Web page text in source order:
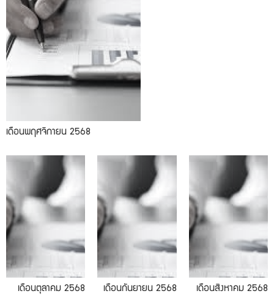
เดือนพฤศจิกายน 2568
เดือนตุลาคม 2568
09.2025
เดือนกันยายน 2568
08.2025
เดือนสิงหาคม 2568